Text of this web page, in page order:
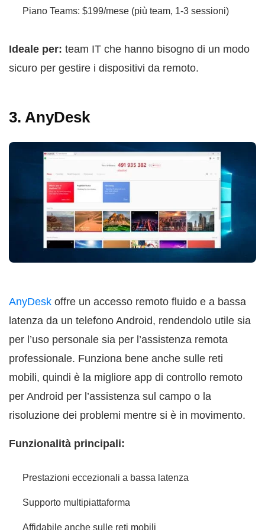
Piano Teams: $199/mese (più team, 1-3 sessioni)
Ideale per: team IT che hanno bisogno di un modo
sicuro per gestire i dispositivi da remoto.
3. AnyDesk
AnyDesk offre un accesso remoto fluido e a bassa
latenza da un telefono Android, rendendolo utile sia
per l’uso personale sia per l’assistenza remota
professionale. Funziona bene anche sulle reti
mobili, quindi è la migliore app di controllo remoto
per Android per l’assistenza sul campo o la
risoluzione dei problemi mentre si è in movimento.
Funzionalità principali:
Prestazioni eccezionali a bassa latenza
Supporto multipiattaforma
Affidabile anche sulle reti mobili